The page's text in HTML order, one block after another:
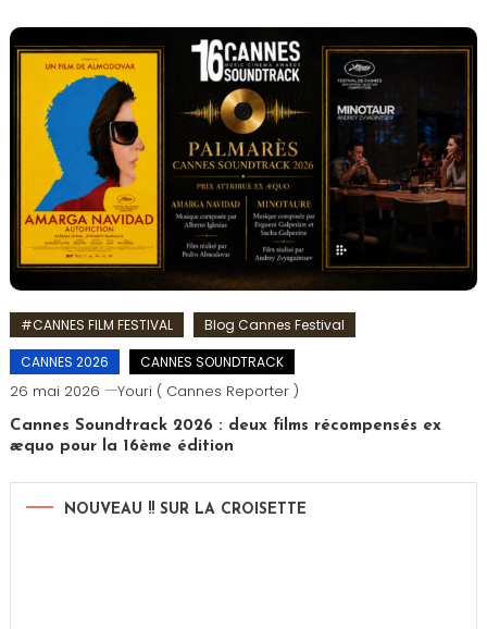
#CANNES FILM FESTIVAL
Blog Cannes Festival
CANNES 2026
CANNES SOUNDTRACK
26 mai 2026 Youri ( Cannes Reporter )
Cannes Soundtrack 2026 : deux films récompensés ex
æquo pour la 16ème édition
NOUVEAU !! SUR LA CROISETTE